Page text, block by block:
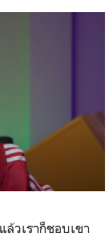
วเราก็ชอบเขา